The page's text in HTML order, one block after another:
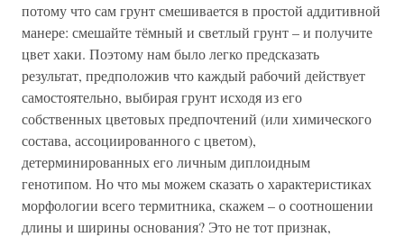
потому что сам грунт смешивается в простой аддитивной
манере: смешайте тёмный и светлый грунт – и получите
цвет хаки. Поэтому нам было легко предсказать
результат, предположив что каждый рабочий действует
самостоятельно, выбирая грунт исходя из его
собственных цветовых предпочтений (или химического
состава, ассоциированного с цветом),
детерминированных его личным диплоидным
генотипом. Но что мы можем сказать о характеристиках
морфологии всего термитника, скажем – о соотношении
длины и ширины основания? Это не тот признак,